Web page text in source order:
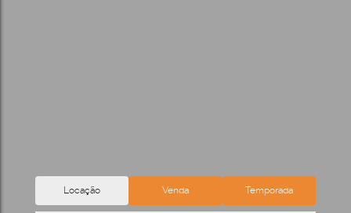
Locação Venda Temporada